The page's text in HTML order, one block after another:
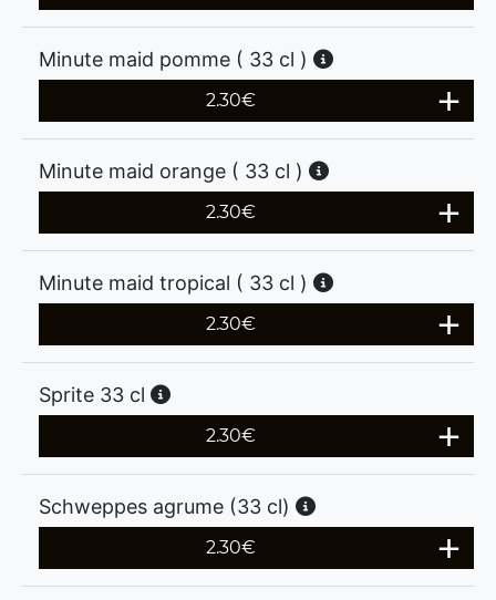
Minute maid pomme ( 33 cl )
2.30€
Minute maid orange ( 33 cl )
2.30€
Minute maid tropical ( 33 cl )
2.30€
Sprite 33 cl
2.30€
Schweppes agrume (33 cl)
2.30€